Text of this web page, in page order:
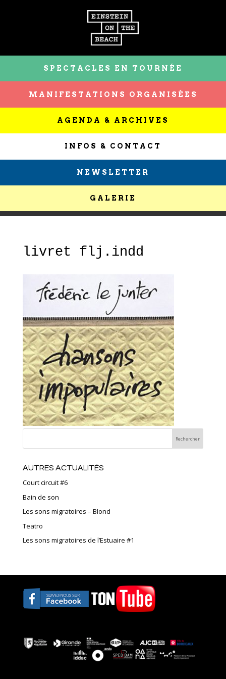
SPECTACLES EN TOURNÉE
MANIFESTATIONS ORGANISÉES
AGENDA & ARCHIVES
INFOS & CONTACT
NEWSLETTER
GALERIE
livret flj.indd
AUTRES ACTUALITÉS
Court circuit #6
Bain de son
Les sons migratoires – Blond
Teatro
Les sons migratoires de l’Estuaire #1